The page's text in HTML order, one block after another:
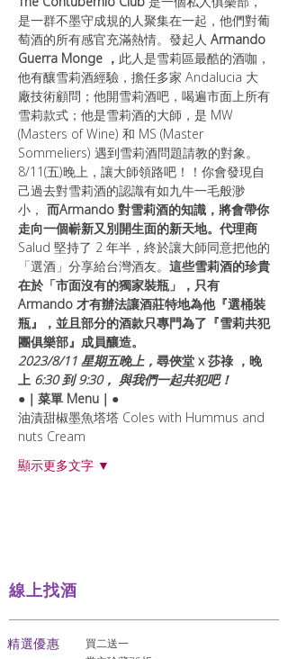
是一群不墨守成規的人聚集在一起，他們對葡
萄酒的所有感官充滿熱情。發起人 Armando
Guerra Monge ， 此人是雪莉區最酷的酒咖，
他有釀雪莉酒經驗，擔任多家 Andalucia 大
廠技術顧問；他開雪莉酒吧，喝遍市面上所有
雪莉款式；他是雪莉酒的大師，是 MW
(Masters of Wine) 和 MS (Master
Sommeliers) 遇到雪莉酒問題請教的對象。
8/11(五)晚上，讓大師領路吧！！你會發現自
己過去對雪莉酒的認識有如九牛一毛般渺
小， 而Armando 對雪莉酒的知識，將會帶你
走向一個嶄新又別開生面的新天地。代理商
Salud 堅持了 2 年半，終於讓大師同意把他的
「選酒」分享給台灣酒友。 這些雪莉酒的珍貴
在於「市面沒有的獨家裝瓶」，只有
Armando 才有辦法讓酒莊特地為他『選桶裝
瓶』，並且部分的酒款只專門為了『雪莉共犯
團俱樂部』成員釀造。
2023/8/11 星期五晚上， 尋俠堂 x 莎祿 ，晚
上 6:30 到 9:30， 與我們一起共犯吧！
●｜菜單 Menu｜●
油漬甜椒墨魚塔塔 Coles with Hummus and
nuts Cream
顯示更多文字 ▼
線上找酒
​精選優惠
買二送一